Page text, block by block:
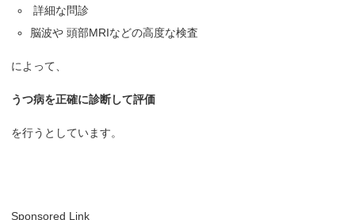
詳細な問診
脳波や 頭部MRIなどの高度な検査
によって、
うつ病を正確に診断して評価
を行うとしています。
Sponsored Link